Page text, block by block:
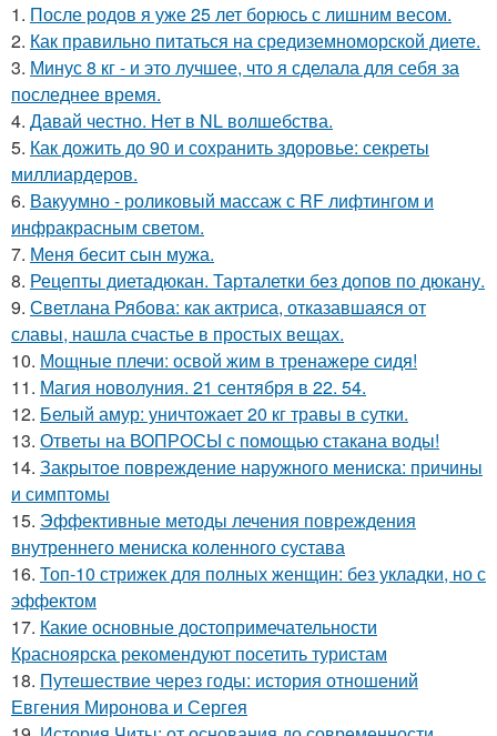
1. После родов я уже 25 лет борюсь с лишним весом.
2. Как правильно питаться на средиземноморской диете.
3. Минус 8 кг - и это лучшее, что я сделала для себя за
последнее время.
4. Давай честно. Нет в NL волшебства.
5. Как дожить до 90 и сохранить здоровье: секреты
миллиардеров.
6. Вакуумно - роликовый массаж с RF лифтингом и
инфракрасным светом.
7. Меня бесит сын мужа.
8. Рецепты диетадюкан. Тарталетки без допов по дюкану.
9. Светлана Рябова: как актриса, отказавшаяся от
славы, нашла счастье в простых вещах.
10. Мощные плечи: освой жим в тренажере сидя!
11. Магия новолуния. 21 сентября в 22. 54.
12. Белый амур: уничтожает 20 кг травы в сутки.
13. Ответы на ВОПРОСЫ с помощью стакана воды!
14. Закрытое повреждение наружного мениска: причины
и симптомы
15. Эффективные методы лечения повреждения
внутреннего мениска коленного сустава
16. Топ-10 стрижек для полных женщин: без укладки, но с
эффектом
17. Какие основные достопримечательности
Красноярска рекомендуют посетить туристам
18. Путешествие через годы: история отношений
Евгения Миронова и Сергея